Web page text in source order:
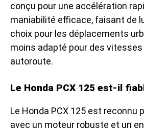
conçu pour une accélération
maniabilité efficace, faisant de
choix pour les déplacements
moins adapté pour des
autoroute.
Le Honda PCX 125 est-il
Le Honda PCX 125 est reconnu
avec un moteur robuste et un